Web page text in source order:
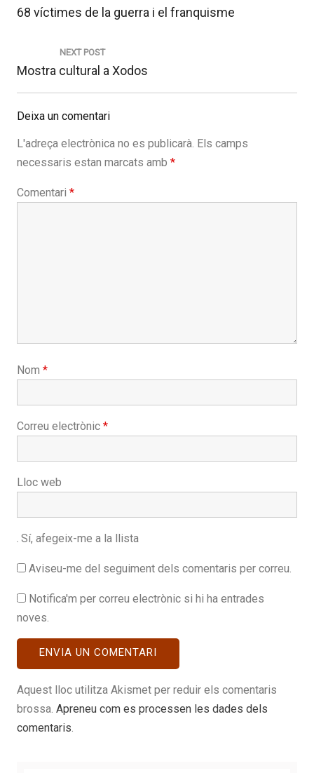
Previous
68 víctimes de la guerra i el franquisme
NEXT POST
Next
post:
Mostra cultural a Xodos
Deixa un comentari
L'adreça electrònica no es publicarà. Els camps
necessaris estan marcats amb *
Comentari *
Nom *
Correu electrònic *
Lloc web
Sí, afegeix-me a la llista
Aviseu-me del seguiment dels comentaris per correu.
Notifica'm per correu electrònic si hi ha entrades
noves.
Aquest lloc utilitza Akismet per reduir els comentaris
brossa. Apreneu com es processen les dades dels
comentaris